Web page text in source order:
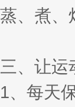
蒸、煮、
三、让运
1、每天